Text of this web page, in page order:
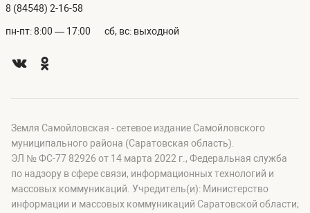
8 (84548) 2-16-58
пн-пт: 8:00 — 17:00 сб, вс: выходной
Земля Самойловская - сетевое издание Самойловского
муниципального района (Саратовская область).
ЭЛ № ФС-77 82926 от 14 марта 2022 г., Федеральная служба
по надзору в сфере связи, информационных технологий и
массовых коммуникаций. Учредитель(и): Министерство
информации и массовых коммуникаций Саратовской области;